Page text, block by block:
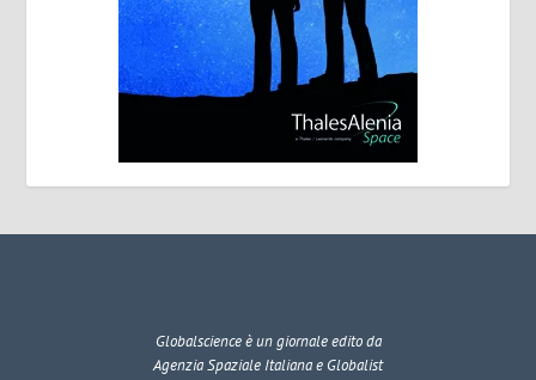
Globalscienceè un giornale edito da
Agenzia Spaziale Italiana e Globalist